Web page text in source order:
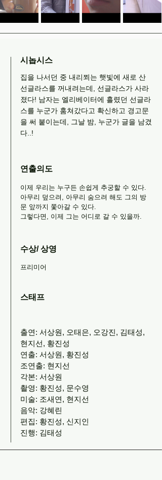
시놉시스
집을 나서던 중 내리쬐는 햇빛에 새로 산
선글라스를 꺼내려는데, 선글라스가 사라
졌다! 남자는 엘리베이터에 흘렸던 선글라
스를 누군가 훔쳐갔다고 확신하고 경고문
을 써 붙이는데, 그날 밤, 누군가 글을 남겼
다..!
연출의도
이제 우리는 누구든 손쉽게 추궁할 수 있다.
아무리 덮으려, 아무리 숨으려 해도 그의 방
문 앞까지 쫓아갈 수 있다.
그렇다면, 이제 그는 어디로 갈 수 있을까.
수상/ 상영
프리미어
스태프
출연: 서상원, 오태은, 오강진, 김태성,
현지선, 황진성
연출: 서상원, 황진성
조연출: 현지선
각본: 서상원
촬영: 황진성, 문수영
미술: 조새연, 현지선
음악: 강혜린
편집: 황진성, 신지인
진행: 김태성